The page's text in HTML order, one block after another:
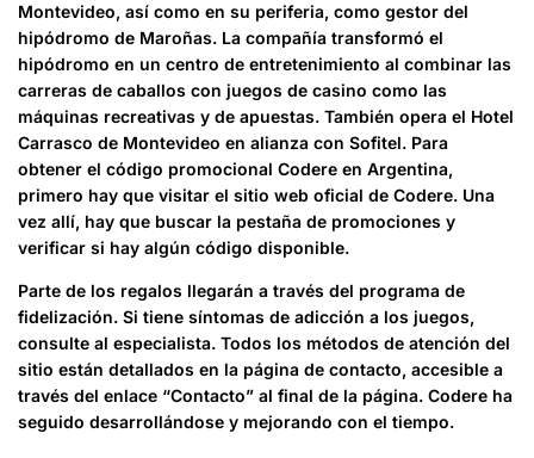
Montevideo, así como en su periferia, como gestor del
hipódromo de Maroñas. La compañía transformó el
hipódromo en un centro de entretenimiento al combinar las
carreras de caballos con juegos de casino como las
máquinas recreativas y de apuestas. También opera el Hotel
Carrasco de Montevideo en alianza con Sofitel. Para
obtener el código promocional Codere en Argentina,
primero hay que visitar el sitio web oficial de Codere. Una
vez allí, hay que buscar la pestaña de promociones y
verificar si hay algún código disponible.
Parte de los regalos llegarán a través del programa de
fidelización. Si tiene síntomas de adicción a los juegos,
consulte al especialista. Todos los métodos de atención del
sitio están detallados en la página de contacto, accesible a
través del enlace “Contacto” al final de la página. Codere ha
seguido desarrollándose y mejorando con el tiempo.